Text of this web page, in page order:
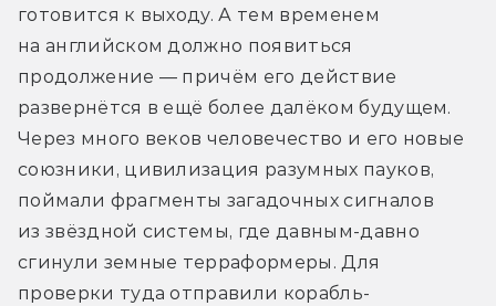
готовится к выходу. А тем временем
на английском должно появиться
продолжение — причём его действие
развернётся в ещё более далёком будущем.
Через много веков человечество и его новые
союзники, цивилизация разумных пауков,
поймали фрагменты загадочных сигналов
из звёздной системы, где давным-давно
сгинули земные терраформеры. Для
проверки туда отправили корабль-